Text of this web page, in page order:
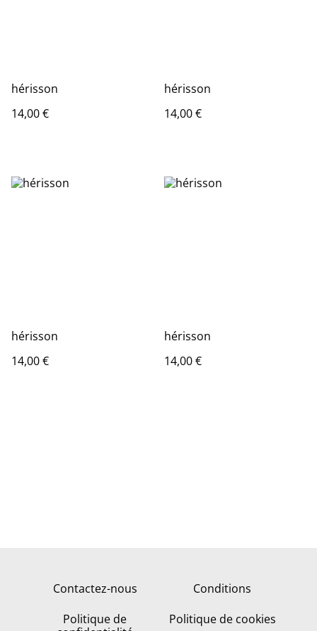
hérisson
14,00 €
hérisson
14,00 €
hérisson
14,00 €
hérisson
14,00 €
Contactez-nous
Conditions
Politique de
Politique de cookies